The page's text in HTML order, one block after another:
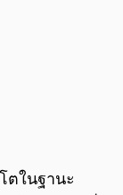
ตในฐานะ